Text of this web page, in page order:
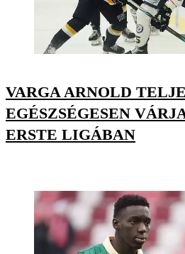
VARGA ARNOLD
EGÉSZSÉGESEN
ERSTE LIGÁBAN